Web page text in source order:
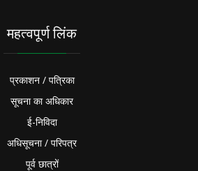
महत्वपूर्ण लिंक
प्रकाशन / पत्रिका
सूचना का अधिकार
ई-निविदा
अधिसूचना / परिपत्र
पूर्व छात्रों